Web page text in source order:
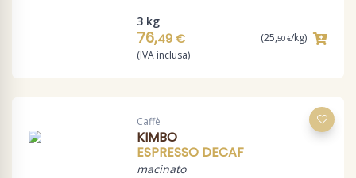
3 kg
76,49 € (25,50 €/kg)
(IVA inclusa)
Caffè
KIMBO
ESPRESSO DECAF
macinato